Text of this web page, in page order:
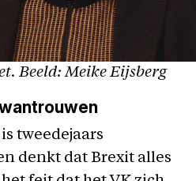
Beeld: Meike Eijsberg
tweedejaars
denkt dat Brexit alles